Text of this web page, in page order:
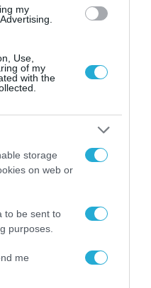
my
Use,
of my
with the
storage
on web or
to be sent to
purposes.
me